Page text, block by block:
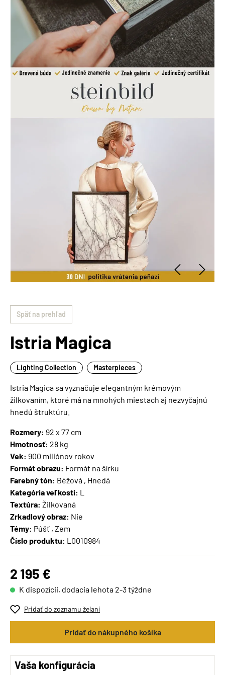
Späť na prehľad
Istria Magica
Lighting Collection Masterpieces
Istria Magica sa vyznačuje elegantným krémovým
žilkovaním, ktoré má na mnohých miestach aj nezvyčajnú
hnedú štruktúru.
Rozmery: 92 x 77 cm
Hmotnosť: 28 kg
Vek: 900 miliónov rokov
Formát obrazu: Formát na šírku
Farebný tón: Béžová , Hnedá
Kategória veľkosti: L
Textúra: Žilkovaná
Zrkadlový obraz: Nie
Témy: Púšť , Zem
Číslo produktu: L0010984
2 195 €
K dispozícii, dodacia lehota 2-3 týždne
Pridať do zoznamu želaní
Pridať do nákupného košíka
Vaša konfigurácia